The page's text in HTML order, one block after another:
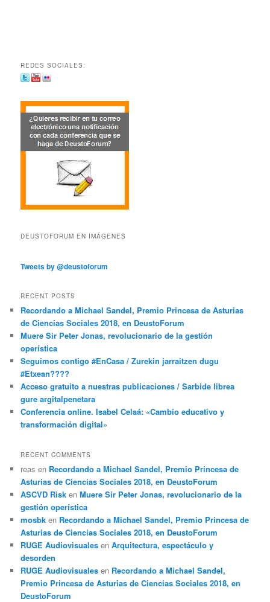
REDES SOCIALES:
DEUSTOFORUM EN IMÁGENES
Tweets by @deustoforum
RECENT POSTS
Recordando a Michael Sandel, Premio Princesa de Asturias
de Ciencias Sociales 2018, en DeustoForum
Muere Sir Peter Jonas, revolucionario de la gestión
operística
Seguimos contigo #EnCasa / Zurekin jarraitzen dugu
#Etxean????
Acceso gratuito a nuestras publicaciones / Sarbide librea
gure argitalpenetara
Conferencia online. Isabel Celaá: «Cambio educativo y
transformación digital»
RECENT COMMENTS
reas en Recordando a Michael Sandel, Premio Princesa de
Asturias de Ciencias Sociales 2018, en DeustoForum
ASCVD Risk enMuere Sir Peter Jonas, revolucionario de la
gestión operística
mosbk en Recordando a Michael Sandel, Premio Princesa de
Asturias de Ciencias Sociales 2018, en DeustoForum
RUGE Audiovisuales enArquitectura, espectáculo y
desorden
RUGE Audiovisuales en Recordando a Michael Sandel,
Premio Princesa de Asturias de Ciencias Sociales 2018, en
DeustoForum